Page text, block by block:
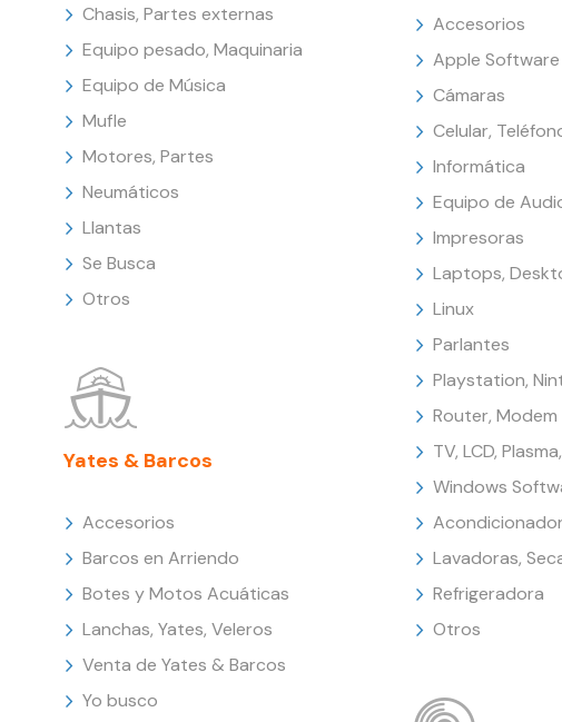
Chasis, Partes externas
Equipo pesado, Maquinaria
Equipo de Música
Mufle
Motores, Partes
Neumáticos
Llantas
Se Busca
Otros
Yates & Barcos
Accesorios
Barcos en Arriendo
Botes y Motos Acuáticas
Lanchas, Yates, Veleros
Venta de Yates & Barcos
Yo busco
Accesorios
Apple Software
Cámaras
Celular,
Informática
Equipo de
Impresoras
Laptops,
Linux
Parlantes
Playstation,
Router, Modem
TV, LCD,
Windows
Lavadoras,
Refrigeradora
Otros